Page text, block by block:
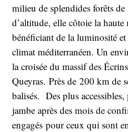
milieu de splendides forêts
d’altitude, elle côtoie la
bénéficiant de la luminosité
climat méditerranéen. Un
la croisée du massif des
Queyras. Près de 200 km de
balisés. Des plus accessibles,
jambe après des mois de
engagés pour ceux qui sont